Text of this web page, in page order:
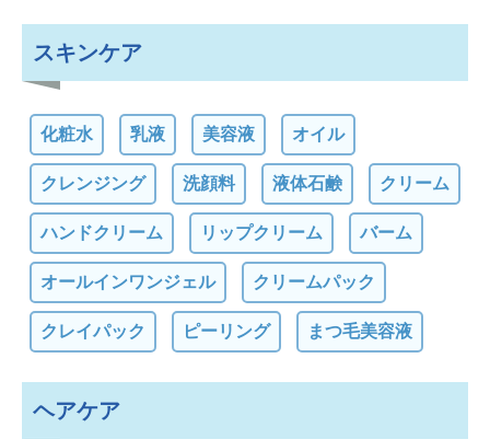
スキンケア
化粧水 乳液 美容液 オイル
クレンジング 洗顔料 液体石鹸 クリーム
ハンドクリーム リップクリーム バーム
オールインワンジェル クリームパック
クレイパック ピーリング まつ毛美容液
ヘアケア